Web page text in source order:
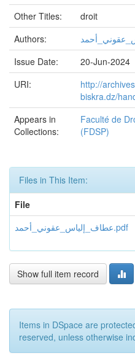
Other Titles:
droit
Authors:
Issue Date:
20-Jun-2024
URI:
http://
biskra.dz/
Appears in
Collections:
Faculté de
(FDSP)
Files in This Item:
File
عطاف_إلياس_عقوني_أحمد.pdf
Show full item record
Items in DSpace are
reserved, unless otherwise